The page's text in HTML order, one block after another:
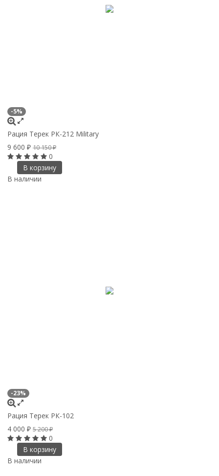
-5%
Рация Терек РК-212 Military
9 600 ₽ 10 150₽
0
В корзину
В наличии
-23%
Рация Терек РК-102
4 000 ₽ 5 200₽
0
В корзину
В наличии